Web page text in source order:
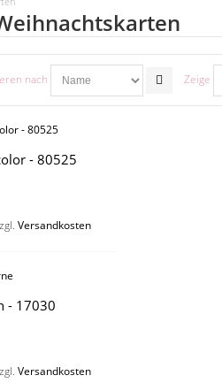
nach Zeige
- 80525
Versandkosten
- 17030
Versandkosten